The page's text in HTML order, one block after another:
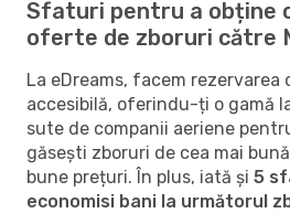
Sfaturi pentru a obține
oferte de zboruri către
La eDreams, facem rezervarea
accesibilă, oferindu-ți o gamă
sute de companii aeriene
găsești zboruri de cea mai
bune prețuri. În plus, iată și 5
economisi bani la următorul